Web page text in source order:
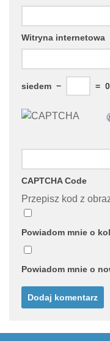
Witryna internetowa
siedem − = 0
CAPTCHA Code
Przepisz kod z
Powiadom mnie o
Powiadom mnie o